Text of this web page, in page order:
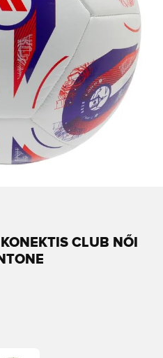
CLUB NŐI